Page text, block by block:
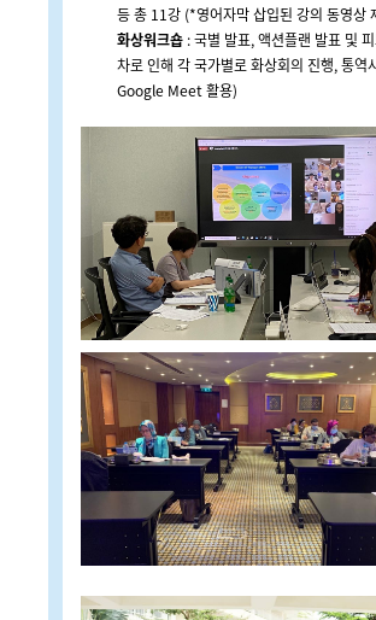
등 총 11강 (*영어자막 삽입된 강의 동영상
화상워크숍 : 국별 발표, 액션플랜 발표 및
차로 인해 각 국가별로 화상회의 진행, 통역
Google Meet 활용)